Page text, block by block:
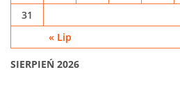
SIERPIEŃ 2026
« Lip
31